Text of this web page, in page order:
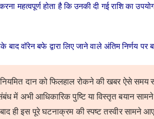
महत्वपूर्ण होता है कि उनकी दी गई राशि का
वॉरेन बफे द्वारा लिए जाने वाले अंतिम निर्णय पर
नियमित दान को फिलहाल रोकने की खबर ऐसे
में अभी आधिकारिक पुष्टि या विस्तृत बयान सामने
ही इस पूरे घटनाक्रम की स्पष्ट तस्वीर सामने